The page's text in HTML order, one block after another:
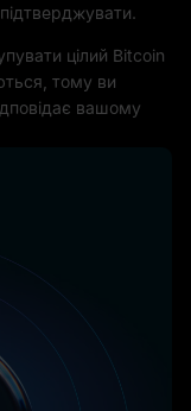
цілий Bitcoin
тому ви
вашому